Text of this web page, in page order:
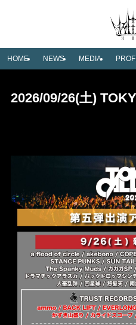
HOME NEWS MEDIA
2026/09/26(土)